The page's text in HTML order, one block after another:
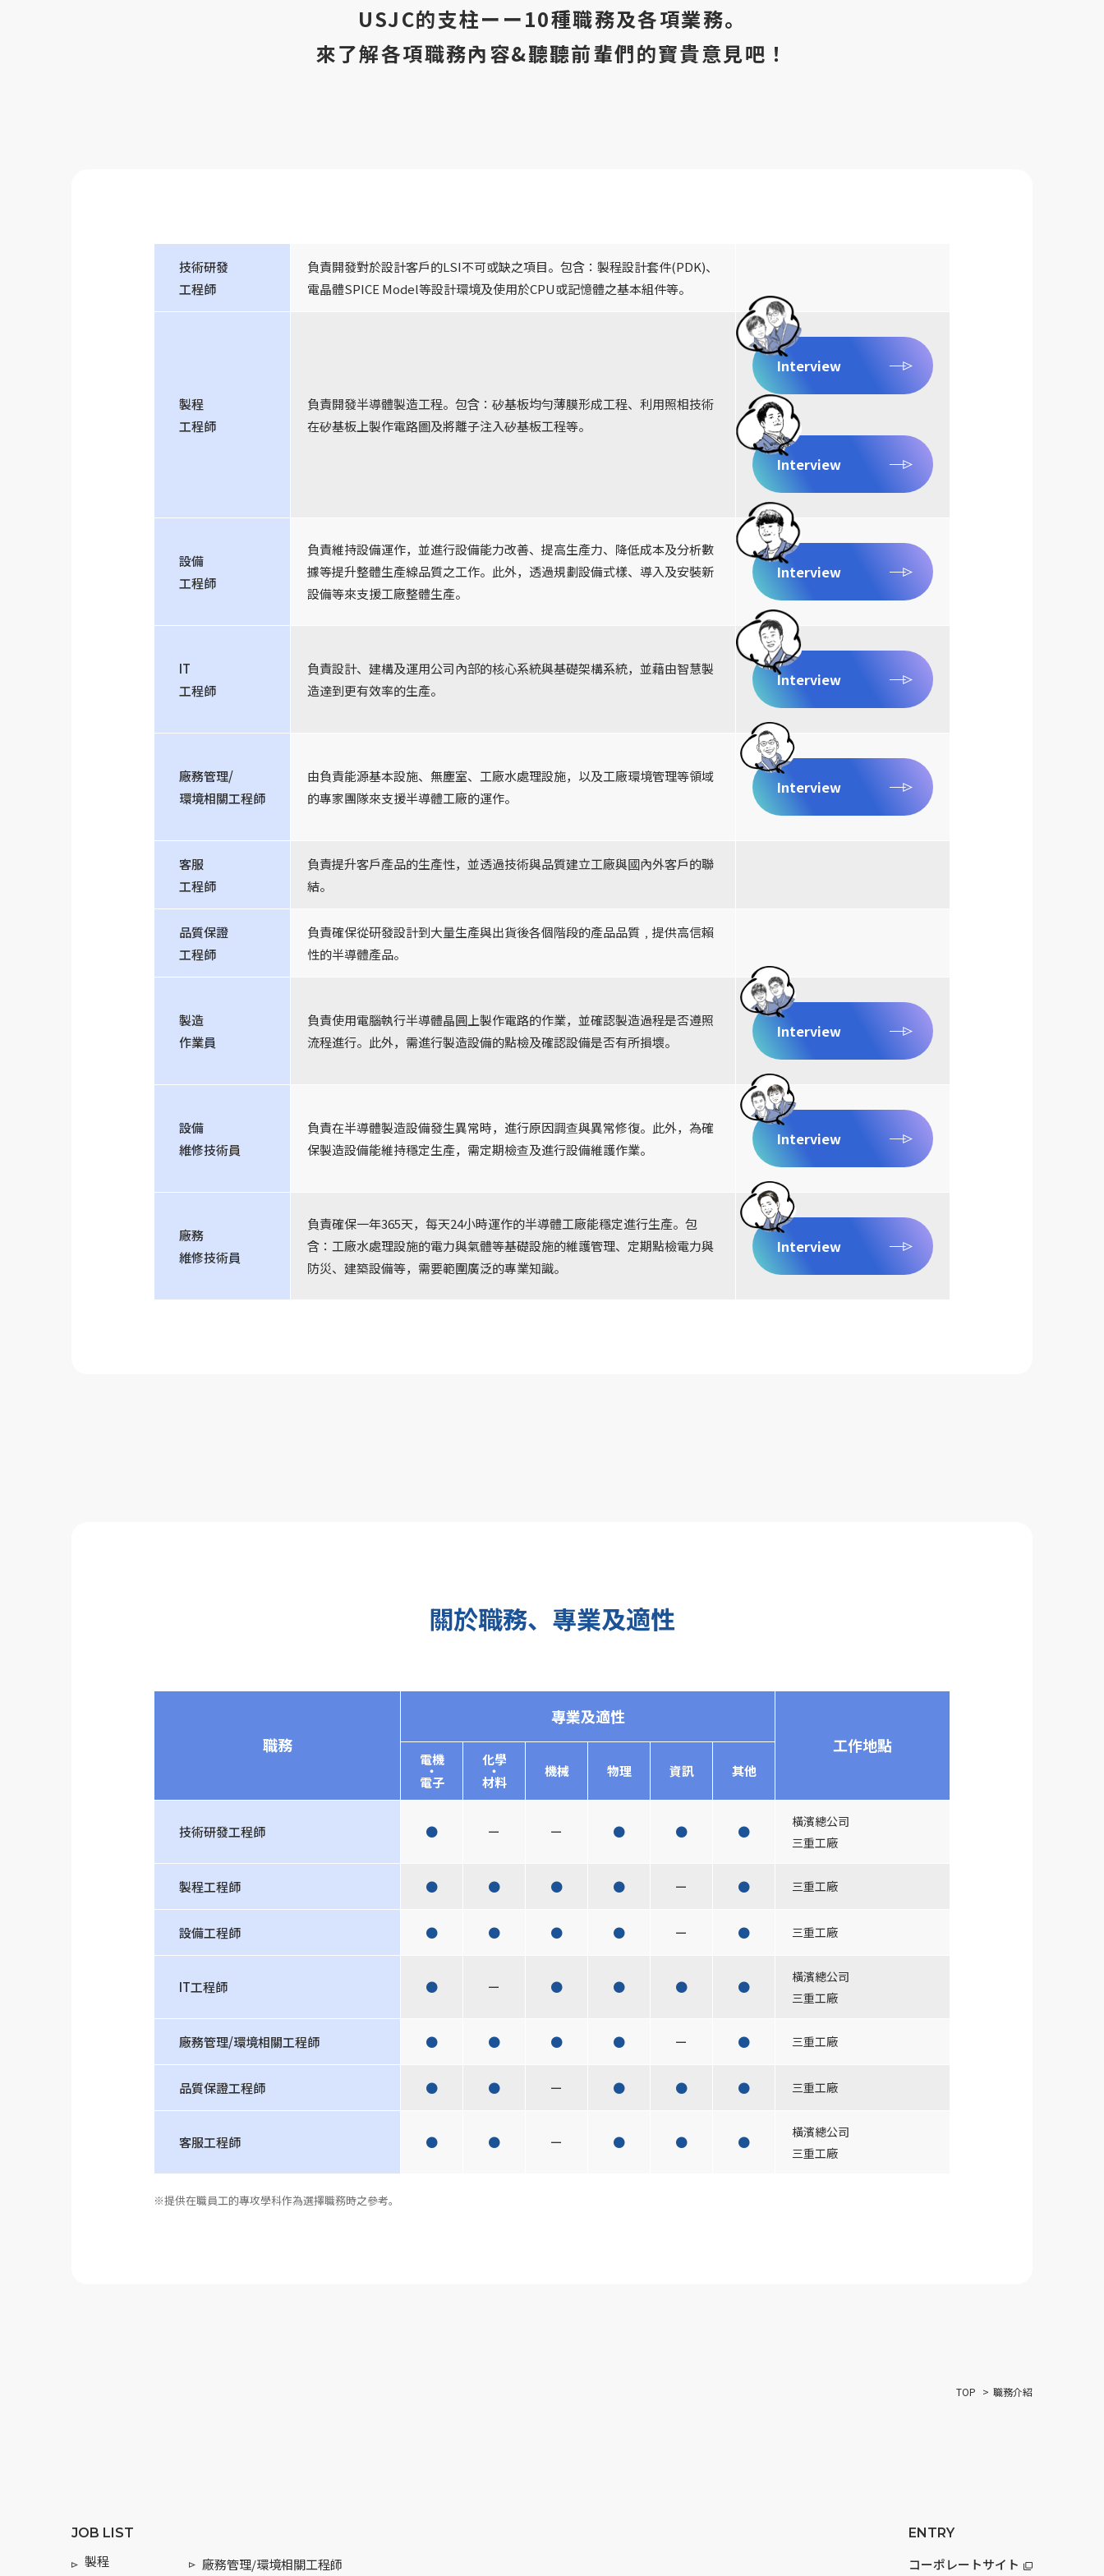
USJC的支柱ーー10種職務及各項業務。
來了解各項職務內容&聽聽前輩們的寶貴意見吧！
技術研發
工程師
負責開發對於設計客戶的LSI不可或缺之項目。包含：製程設計套件(PDK)、
電晶體SPICE Model等設計環境及使用於CPU或記憶體之基本組件等。
製程
工程師
負責開發半導體製造工程。包含：矽基板均勻薄膜形成工程、利用照相技術
在矽基板上製作電路圖及將離子注入矽基板工程等。
Interview
Interview
設備
工程師
負責維持設備運作，並進行設備能力改善、提高生產力、降低成本及分析數
據等提升整體生產線品質之工作。此外，透過規劃設備式樣、導入及安裝新
設備等來支援工廠整體生產。
Interview
IT
工程師
負責設計、建構及運用公司內部的核心系統與基礎架構系統，並藉由智慧製
造達到更有效率的生產。
Interview
廠務管理/
環境相關工程師
由負責能源基本設施、無塵室、工廠水處理設施，以及工廠環境管理等領域
的專家團隊來支援半導體工廠的運作。
Interview
客服
工程師
負責提升客戶產品的生產性，並透過技術與品質建立工廠與國內外客戶的聯
結。
品質保證
工程師
負責確保從研發設計到大量生產與出貨後各個階段的產品品質﹐提供高信賴
性的半導體產品。
製造
作業員
負責使用電腦執行半導體晶圓上製作電路的作業，並確認製造過程是否遵照
流程進行。此外，需進行製造設備的點檢及確認設備是否有所損壞。
Interview
設備
維修技術員
負責在半導體製造設備發生異常時，進行原因調查與異常修復。此外，為確
保製造設備能維持穩定生產，需定期檢查及進行設備維護作業。
Interview
廠務
維修技術員
負責確保一年365天，每天24小時運作的半導體工廠能穩定進行生產。包
含：工廠水處理設施的電力與氣體等基礎設施的維護管理、定期點檢電力與
防災、建築設備等，需要範圍廣泛的專業知識。
Interview
關於職務、專業及適性
職務
專業及適性
工作地點
電機
・
電子
化學
・
材料
機械 物理 資訊 其他
技術研發工程師 ● ー ー ● ● ●
橫濱總公司
三重工廠
製程工程師 ● ● ● ● ー ● 三重工廠
設備工程師 ● ● ● ● ー ● 三重工廠
IT工程師 ● ー ● ● ● ●
橫濱總公司
三重工廠
廠務管理/環境相關工程師 ● ● ● ● ー ● 三重工廠
品質保證工程師 ● ● ー ● ● ● 三重工廠
客服工程師 ● ● ー ● ● ●
橫濱總公司
三重工廠
※提供在職員工的專攻學科作為選擇職務時之參考。
TOP 職務介紹
JOB LIST
製程 廠務管理/環境相關工程師
ENTRY
コーポレートサイト